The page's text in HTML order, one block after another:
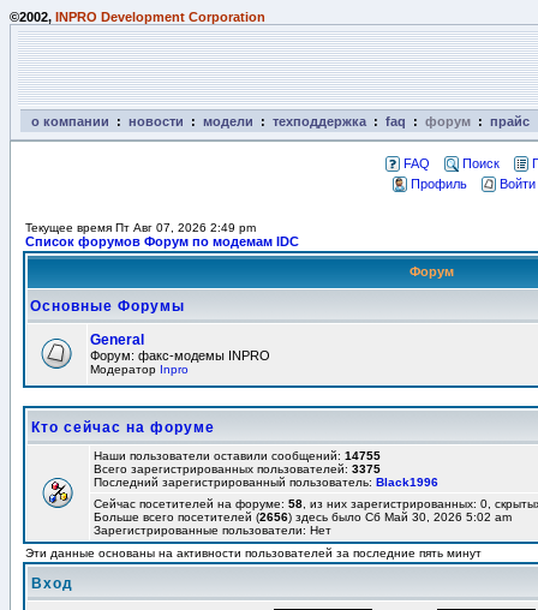
©2002, INPRO Development Corporation
о компании : новости : модели : техподдержка : faq : форум : прайс
FAQ Поиск
Профиль
Текущее время Пт Авг 07, 2026 2:49 pm
Список форумов Форум по модемам IDC
Форум
Основные Форумы
General
Форум: факс-модемы INPRO
Модератор Inpro
Кто сейчас на форуме
Наши пользователи оставили сообщений: 14755
Всего зарегистрированных пользователей: 3375
Последний зарегистрированный пользователь: Black1996
Сейчас посетителей на форуме: 58 , из них зарегистрированных: 0,
Больше всего посетителей (2656) здесь было Сб Май 30, 2026 5:02 am
Зарегистрированные пользователи: Нет
Эти данные основаны на активности пользователей за последние пять минут
Вход